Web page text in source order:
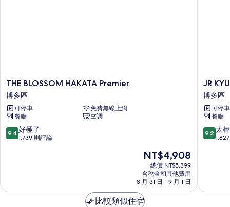
THE
BLOSSOM
HAKATA
Premier
博
多
區
THE BLOSSOM HAKATA Premier
博多區
可停車
免費無線上網
餐廳
空調
9.4
分，
極
9.4 好極了
1,739 則評論
現
價
格
為
NT$4,908
NT$4,908
總價 NT$5,399
含稅金和其他費用
8 月 31 日 - 9 月 1 日
JR
HOTEL
Blossom
Hakata
Chuo
博
JR
博多區
可停車
餐廳
9.2
分，
棒
9.2 太
比較類似住宿